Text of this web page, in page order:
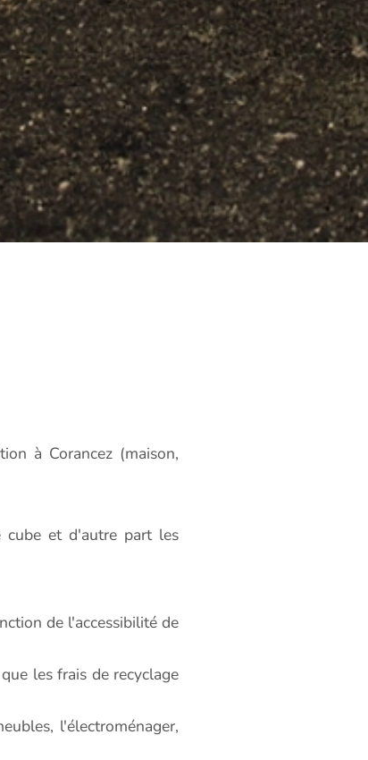
à Corancez (maison,
cube et d'autre part les
de l'accessibilité de
les frais de recyclage
l'électroménager,